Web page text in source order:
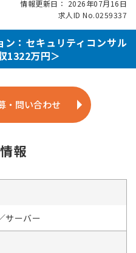
情報更新日： 2026年07月16日
求人ID No.0259337
：セキュリティコンサル
1322万円＞
・問い合わせ
報
サーバー